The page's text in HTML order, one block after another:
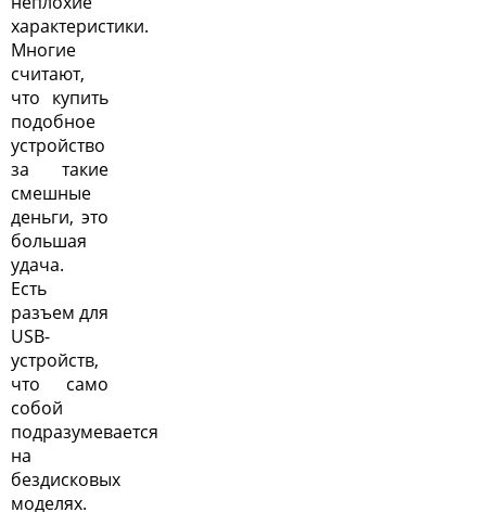
характеристики.
Многие
считают,
что купить
подобное
устройство
за такие
смешные
деньги, это
большая
удача.
Есть
разъем для
USB-
устройств,
что само
собой
подразумевается
на
бездисковых
моделях.